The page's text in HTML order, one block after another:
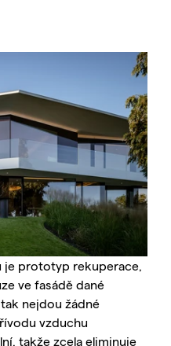
prototyp rekuperace,
ve fasádě dané
nejdou žádné
vzduchu
takže zcela eliminuje